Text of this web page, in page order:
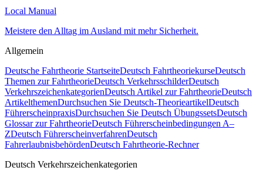
Local Manual
Meistere den Alltag im Ausland mit mehr Sicherheit.
Allgemein
Deutsche Fahrtheorie StartseiteDeutsch FahrtheoriekurseDeutsch
Themen zur FahrtheorieDeutsch VerkehrsschilderDeutsch
VerkehrszeichenkategorienDeutsch Artikel zur FahrtheorieDeutsch
ArtikelthemenDurchsuchen Sie Deutsch-TheorieartikelDeutsch
FührerscheinpraxisDurchsuchen Sie Deutsch ÜbungssetsDeutsch
Glossar zur FahrtheorieDeutsch Führerscheinbedingungen A–
ZDeutsch FührerscheinverfahrenDeutsch
FahrerlaubnisbehördenDeutsch Fahrtheorie-Rechner
Deutsch Verkehrszeichenkategorien